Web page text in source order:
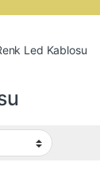
Led Kablosu